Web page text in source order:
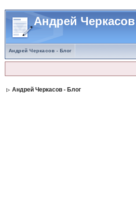
Андрей
Андрей Черкасов - Блог
Андрей Черкасов - Блог